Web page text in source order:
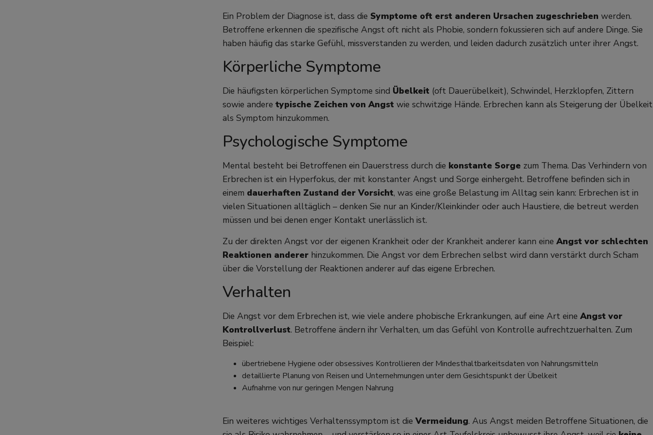
Ein Problem der Diagnose ist, dass die Symptome oft erst anderen Ursachen zugeschrieben werden.
Betroffene erkennen die spezifische Angst oft nicht als Phobie, sondern fokussieren sich auf andere Dinge. Sie
haben häufig das starke Gefühl, missverstanden zu werden, und leiden dadurch zusätzlich unter ihrer Angst.
Körperliche Symptome
Die häufigsten körperlichen Symptome sind Übelkeit (oft Dauerübelkeit), Schwindel, Herzklopfen, Zittern
sowie andere typische Zeichen von Angst wie schwitzige Hände. Erbrechen kann als Steigerung der Übelkeit
als Symptom hinzukommen.
Psychologische Symptome
Mental besteht bei Betroffenen ein Dauerstress durch die konstante Sorge zum Thema. Das Verhindern von
Erbrechen ist ein Hyperfokus, der mit konstanter Angst und Sorge einhergeht. Betroffene befinden sich in
einem dauerhaften Zustand der Vorsicht, was eine große Belastung im Alltag sein kann: Erbrechen ist in
vielen Situationen alltäglich – denken Sie nur an Kinder/Kleinkinder oder auch Haustiere, die betreut werden
müssen und bei denen enger Kontakt unerlässlich ist.
Zu der direkten Angst vor der eigenen Krankheit oder der Krankheit anderer kann eine Angst vor schlechten
Reaktionen anderer hinzukommen. Die Angst vor dem Erbrechen selbst wird dann verstärkt durch Scham
über die Vorstellung der Reaktionen anderer auf das eigene Erbrechen.
Verhalten
Die Angst vor dem Erbrechen ist, wie viele andere phobische Erkrankungen, auf eine Art eine Angst vor
Kontrollverlust. Betroffene ändern ihr Verhalten, um das Gefühl von Kontrolle aufrechtzuerhalten. Zum
Beispiel:
übertriebene Hygiene oder obsessives Kontrollieren der Mindesthaltbarkeitsdaten von Nahrungsmitteln
detaillierte Planung von Reisen und Unternehmungen unter dem Gesichtspunkt der Übelkeit
Aufnahme von nur geringen Mengen Nahrung
Ein weiteres wichtiges Verhaltenssymptom ist die Vermeidung. Aus Angst meiden Betroffene Situationen, die